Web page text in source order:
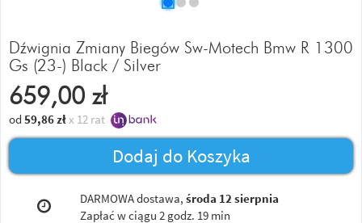
Dźwignia Zmiany Biegów Sw-Motech Bmw R 1300
Gs (23-) Black / Silver
659,00 zł
od 59,86 zł x 12 rat
Dodaj do Koszyka
DARMOWA dostawa, środa 12 sierpnia
Zapłać w ciągu 2 godz. 19 min